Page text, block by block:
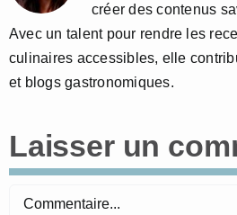
créer des contenus
Avec un talent pour rendre les
culinaires accessibles, elle
et blogs gastronomiques.
Laisser un
Commentaire